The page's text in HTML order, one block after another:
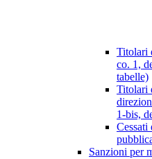
Titolari
co. 1,
tabelle)
Titolari
1-bis,
Cessati
Sanzioni per